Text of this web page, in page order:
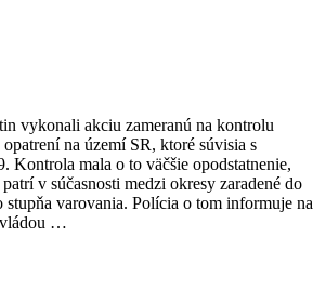
vykonali akciu zameranú na kontrolu
na území SR, ktoré súvisia s
Kontrola mala o to väčšie opodstatnenie,
v súčasnosti medzi okresy zaradené do
stupňa varovania. Polícia o tom informuje na
vládou …